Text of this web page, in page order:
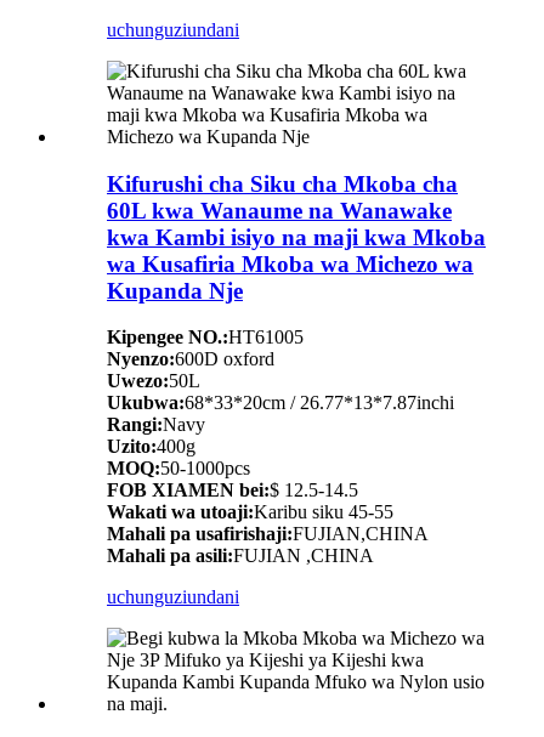
uchunguziundani
Kifurushi cha Siku cha Mkoba cha
60L kwa Wanaume na Wanawake
kwa Kambi isiyo na maji kwa Mkoba
wa Kusafiria Mkoba wa Michezo wa
Kupanda Nje
Kipengee NO.:HT61005
Nyenzo:600D oxford
Uwezo:50L
Ukubwa:68*33*20cm / 26.77*13*7.87inchi
Rangi:Navy
Uzito:400g
MOQ:50-1000pcs
FOB XIAMEN bei:$ 12.5-14.5
Wakati wa utoaji:Karibu siku 45-55
Mahali pa usafirishaji:FUJIAN,CHINA
Mahali pa asili:FUJIAN ,CHINA
uchunguziundani